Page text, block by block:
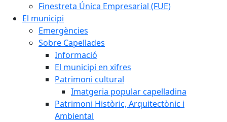
Finestreta Única Empresarial (FUE)
El municipi
Emergències
Sobre Capellades
Informació
El municipi en xifres
Patrimoni cultural
Imatgeria popular capelladina
Patrimoni Històric, Arquitectònic i
Ambiental